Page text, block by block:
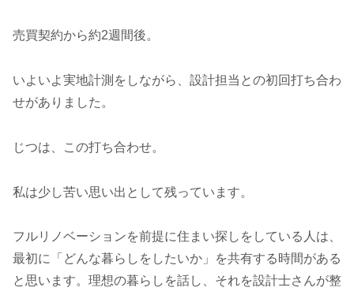
売買契約から約2週間後。
いよいよ実地計測をしながら、設計担当との初回打ち合わ
せがありました。
じつは、この打ち合わせ。
私は少し苦い思い出として残っています。
フルリノベーションを前提に住まい探しをしている人は、
最初に「どんな暮らしをしたいか」を共有する時間がある
と思います。理想の暮らしを話し、それを設計士さんが整